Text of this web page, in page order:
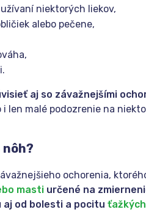
niektorých liekov,
alebo pečene,
aj so závažnejšími
i len malé podozrenie na
ochorenia,
masti určené na
aj od bolesti a pocitu